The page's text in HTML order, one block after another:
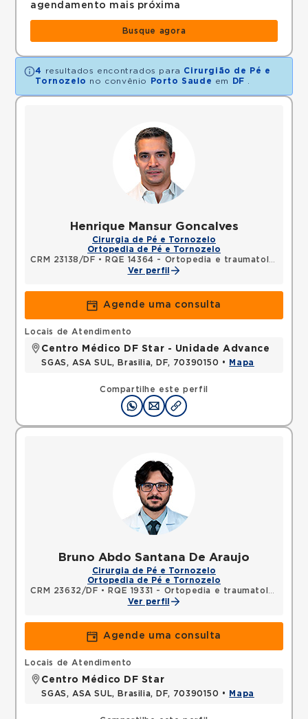
agendamento mais próxima
Busque agora
4 resultados encontrados para Cirurgião de Pé e
Tornozelo no convênio Porto Saude em DF
Henrique Mansur Goncalves
Cirurgia de Pé e Tornozelo
Ortopedia de Pé e Tornozelo
CRM 23138/DF •
RQE 14364 - Ortopedia e traumatologia
Ver perfil
Agende uma consulta
Compartilhe este perfil
Locais de Atendimento
Centro Médico DF Star - Unidade Advance
SGAS, ASA SUL, Brasilia, DF, 70390150 • Mapa
Bruno Abdo Santana De Araujo
Cirurgia de Pé e Tornozelo
Ortopedia de Pé e Tornozelo
CRM 23632/DF •
RQE 19331 - Ortopedia e traumatologia
Ver perfil
Agende uma consulta
Locais de Atendimento
Centro Médico DF Star
SGAS, ASA SUL, Brasilia, DF, 70390150 • Mapa